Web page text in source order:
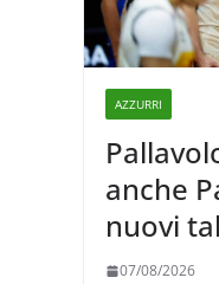
AZZURRI
anche
nuovi
nella
07/08/2026